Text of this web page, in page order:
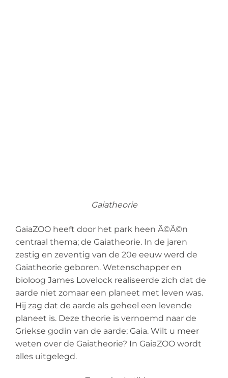
Gaiatheorie
GaiaZOO heeft door het park heen Ã©Ã©n
centraal thema; de Gaiatheorie. In de jaren
zestig en zeventig van de 20e eeuw werd de
Gaiatheorie geboren. Wetenschapper en
bioloog James Lovelock realiseerde zich dat de
aarde niet zomaar een planeet met leven was.
Hij zag dat de aarde als geheel een levende
planeet is. Deze theorie is vernoemd naar de
Griekse godin van de aarde; Gaia. Wilt u meer
weten over de Gaiatheorie? In GaiaZOO wordt
alles uitgelegd.